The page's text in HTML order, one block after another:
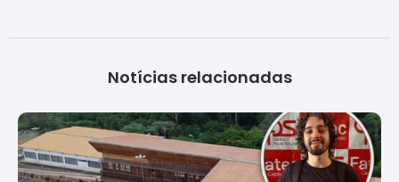
Notícias relacionadas